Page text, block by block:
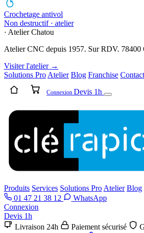
Crochetage antivol
Non destructif · atelier
· Atelier Chatou
Atelier CNC depuis 1957. Sur RDV. 78400
Visiter l'atelier →
Solutions Pro Atelier Blog Franchise Contact
Connexion Devis 1h
Produits Services Solutions Pro Atelier Blog
01 47 21 38 12
WhatsApp
Connexion
Devis 1h
Livraison 24h
Paiement sécurisé